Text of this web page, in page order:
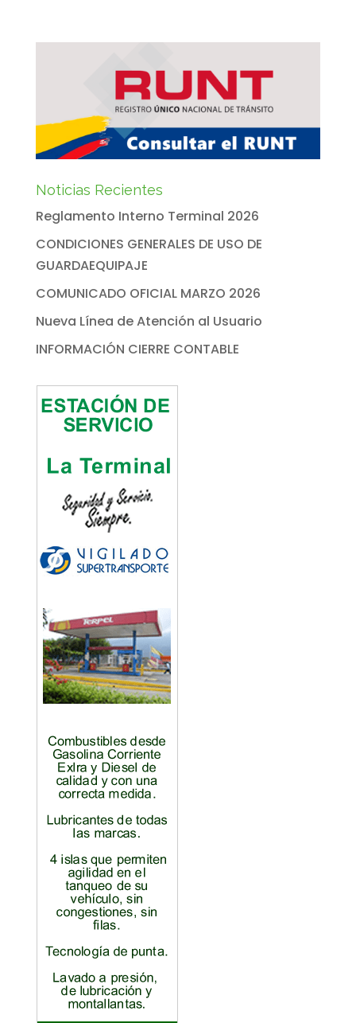
Noticias Recientes
Reglamento Interno Terminal 2026
CONDICIONES GENERALES DE USO DE
GUARDAEQUIPAJE
COMUNICADO OFICIAL MARZO 2026
Nueva Línea de Atención al Usuario
INFORMACIÓN CIERRE CONTABLE